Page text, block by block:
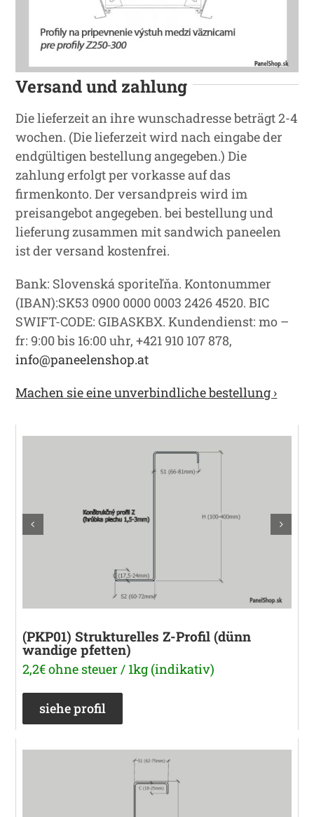
Versand und zahlung
Die lieferzeit an ihre wunschadresse beträgt 2-4
wochen. (Die lieferzeit wird nach eingabe der
endgültigen bestellung angegeben.) Die
zahlung erfolgt per vorkasse auf das
firmenkonto. Der versandpreis wird im
preisangebot angegeben. bei bestellung und
lieferung zusammen mit sandwich paneelen
ist der versand kostenfrei.
Bank: Slovenská sporiteľňa. Kontonummer
(IBAN):SK53 0900 0000 0003 2426 4520. BIC
SWIFT-CODE: GIBASKBX. Kundendienst: mo –
fr: 9:00 bis 16:00 uhr, +421 910 107 878,
info@paneelenshop.at
Machen sie eine unverbindliche bestellung ›
(PKP01) Strukturelles Z-Profil (dünn
wandige pfetten)
2,2€ ohne steuer / 1kg (indikativ)
siehe profil